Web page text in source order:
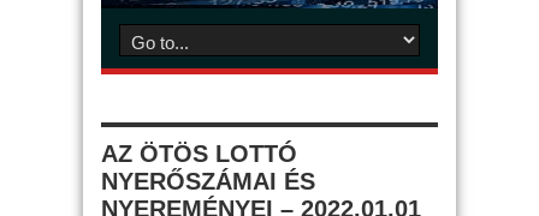
AZ ÖTÖS LOTTÓ
NYERŐSZÁMAI ÉS
NYEREMÉNYEI – 2022.01.01